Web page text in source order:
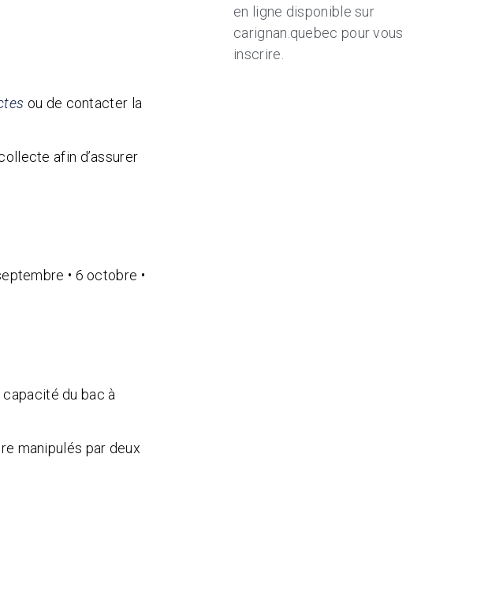
ou de contacter la
afin d’assurer
• 6 octobre •
du bac à
manipulés par deux
en ligne disponible sur
carignan.quebec pour vous
inscrire.